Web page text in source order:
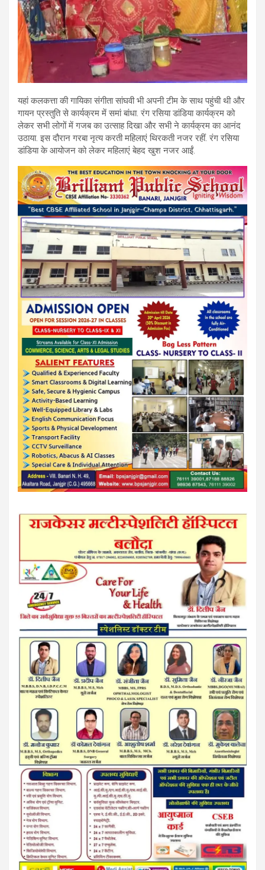
यहां कलकत्ता की गायिका संगीता सांघवी भी अपनी टीम के साथ पहुंची थी और
गायन प्रस्तुति से कार्यक्रम में समां बांधा. रंग रसिया डांडिया कार्यक्रम को
लेकर सभी लोगों में गजब का उत्साह दिखा और सभी ने कार्यक्रम का आनंद
उठाया. इस दौरान गरबा नृत्य करती महिलाएं थिरकती नजर रहीं. रंग रसिया
डांडिया के आयोजन को लेकर महिलाएं बेहद खुश नजर आईं.